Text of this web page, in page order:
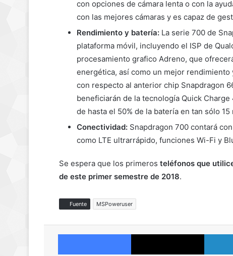
con opciones de cámara lenta o con la
con las mejores cámaras y es capaz de
Rendimiento y batería: La serie 700 de
plataforma móvil, incluyendo el ISP de
procesamiento grafico Adreno, que
energética, así como un mejor
con respecto al anterior chip Snapdragon
beneficiarán de la tecnología Quick
de hasta el 50% de la batería en tan sólo 15
Conectividad: Snapdragon 700 contará
como LTE ultrarrápido, funciones Wi-Fi y
Se espera que los primeros teléfonos que
de este primer semestre de 2018.
Fuente MSPoweruser
Facebook X